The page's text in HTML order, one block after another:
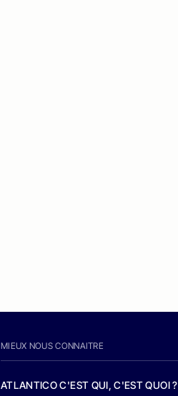
MIEUX NOUS CONNAITRE
ATLANTICO C'EST QUI, C'EST QUOI ?